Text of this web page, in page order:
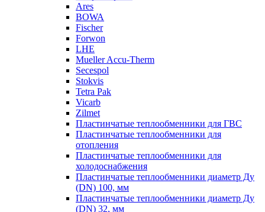
Ares
BOWA
Fischer
Forwon
LHE
Mueller Accu-Therm
Secespol
Stokvis
Tetra Pak
Vicarb
Zilmet
Пластинчатые теплообменники для ГВС
Пластинчатые теплообменники для
отопления
Пластинчатые теплообменники для
холодоснабжения
Пластинчатые теплообменники диаметр Ду
(DN) 100, мм
Пластинчатые теплообменники диаметр Ду
(DN) 32, мм